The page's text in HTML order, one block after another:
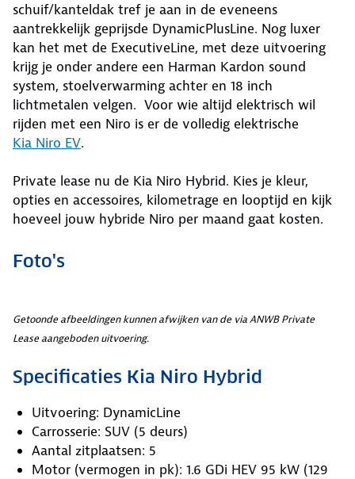
schuif/kanteldak tref je aan in de eveneens
aantrekkelijk geprijsde DynamicPlusLine. Nog luxer
kan het met de ExecutiveLine, met deze uitvoering
krijg je onder andere een Harman Kardon sound
system, stoelverwarming achter en 18 inch
lichtmetalen velgen. Voor wie altijd elektrisch wil
rijden met een Niro is er de volledig elektrische
Kia Niro EV.
Private lease nu de Kia Niro Hybrid. Kies je kleur,
opties en accessoires, kilometrage en looptijd en kijk
hoeveel jouw hybride Niro per maand gaat kosten.
Foto's
Getoonde afbeeldingen kunnen afwijken van de via ANWB Private
Lease aangeboden uitvoering.
Specificaties Kia Niro Hybrid
Uitvoering: DynamicLine
Carrosserie: SUV (5 deurs)
Aantal zitplaatsen: 5
Motor (vermogen in pk): 1.6 GDi HEV 95 kW (129